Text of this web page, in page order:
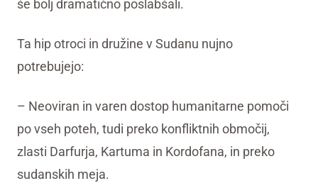
še bolj dramatično poslabšali.
Ta hip otroci in družine v Sudanu nujno
potrebujejo:
– Neoviran in varen dostop humanitarne pomoči
po vseh poteh, tudi preko konfliktnih območij,
zlasti Darfurja, Kartuma in Kordofana, in preko
sudanskih meja.